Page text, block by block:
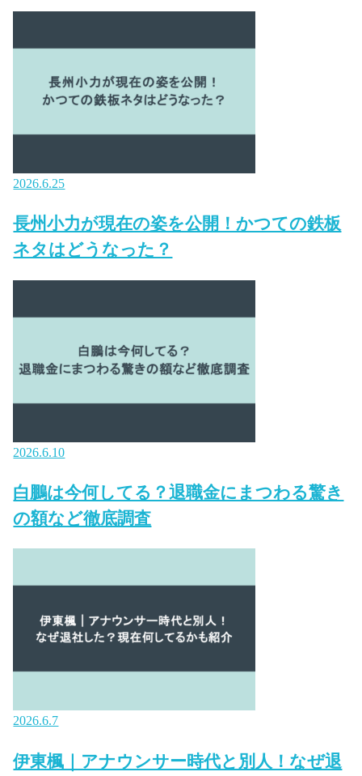
2026.6.25
長州小力が現在の姿を公開！かつての鉄板
ネタはどうなった？
2026.6.10
白鵬は今何してる？退職金にまつわる驚き
の額など徹底調査
2026.6.7
伊東楓｜アナウンサー時代と別人！なぜ退